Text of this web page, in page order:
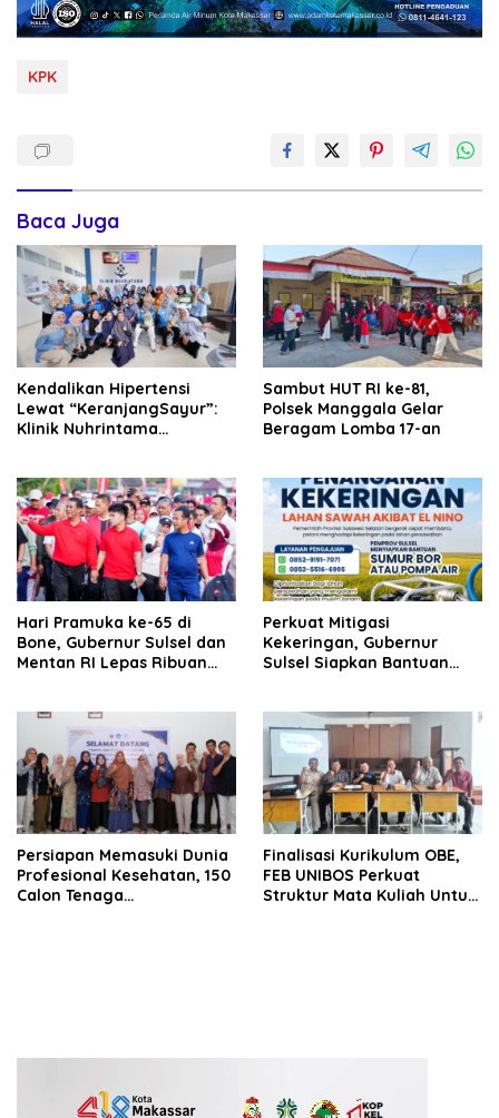
KPK
Baca Juga
Kendalikan Hipertensi
Lewat “KeranjangSayur”:
Klinik Nuhrintama
Sambut HUT RI ke-81,
Polsek Manggala Gelar
Beragam Lomba 17-an
Hari Pramuka ke-65 di
Bone, Gubernur Sulsel dan
Mentan RI Lepas Ribuan
Perkuat Mitigasi
Kekeringan, Gubernur
Sulsel Siapkan Bantuan
Persiapan Memasuki Dunia
Profesional Kesehatan, 150
Calon Tenaga
Finalisasi Kurikulum OBE,
FEB UNIBOS Perkuat
Struktur Mata Kuliah Untuk